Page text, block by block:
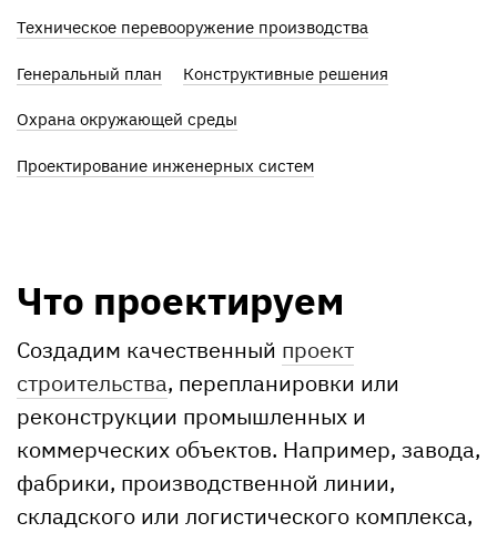
Техническое перевооружение производства
Генеральный план Конструктивные решения
Охрана окружающей среды
Проектирование инженерных систем
Что проектируем
Создадим качественный проект
строительства, перепланировки или
реконструкции промышленных и
коммерческих объектов. Например, завода,
фабрики, производственной линии,
складского или логистического комплекса,